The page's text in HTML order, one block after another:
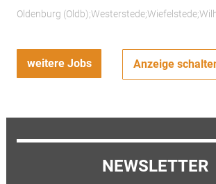
Oldenburg
weitere Jobs Anzeige
NEWSLETTER